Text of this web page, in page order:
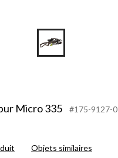
Micro 335 #175-9127-0
Objets similaires